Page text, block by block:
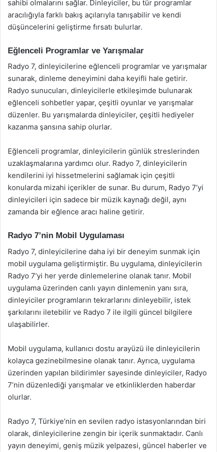
sahibi olmalarını sağlar. Dinleyiciler, bu tür programlar
aracılığıyla farklı bakış açılarıyla tanışabilir ve kendi
düşüncelerini geliştirme fırsatı bulurlar.
Eğlenceli Programlar ve Yarışmalar
Radyo 7, dinleyicilerine eğlenceli programlar ve yarışmalar
sunarak, dinleme deneyimini daha keyifli hale getirir.
Radyo sunucuları, dinleyicilerle etkileşimde bulunarak
eğlenceli sohbetler yapar, çeşitli oyunlar ve yarışmalar
düzenler. Bu yarışmalarda dinleyiciler, çeşitli hediyeler
kazanma şansına sahip olurlar.
Eğlenceli programlar, dinleyicilerin günlük streslerinden
uzaklaşmalarına yardımcı olur. Radyo 7, dinleyicilerin
kendilerini iyi hissetmelerini sağlamak için çeşitli
konularda mizahi içerikler de sunar. Bu durum, Radyo 7’yi
dinleyicileri için sadece bir müzik kaynağı değil, aynı
zamanda bir eğlence aracı haline getirir.
Radyo 7’nin Mobil Uygulaması
Radyo 7, dinleyicilerine daha iyi bir deneyim sunmak için
mobil uygulama geliştirmiştir. Bu uygulama, dinleyicilerin
Radyo 7’yi her yerde dinlemelerine olanak tanır. Mobil
uygulama üzerinden canlı yayın dinlemenin yanı sıra,
dinleyiciler programların tekrarlarını dinleyebilir, istek
şarkılarını iletebilir ve Radyo 7 ile ilgili güncel bilgilere
ulaşabilirler.
Mobil uygulama, kullanıcı dostu arayüzü ile dinleyicilerin
kolayca gezinebilmesine olanak tanır. Ayrıca, uygulama
üzerinden yapılan bildirimler sayesinde dinleyiciler, Radyo
7’nin düzenlediği yarışmalar ve etkinliklerden haberdar
olurlar.
Radyo 7, Türkiye’nin en sevilen radyo istasyonlarından biri
olarak, dinleyicilerine zengin bir içerik sunmaktadır. Canlı
yayın deneyimi, geniş müzik yelpazesi, güncel haberler ve